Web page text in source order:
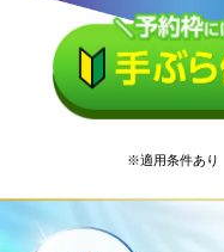
※適用条件あり